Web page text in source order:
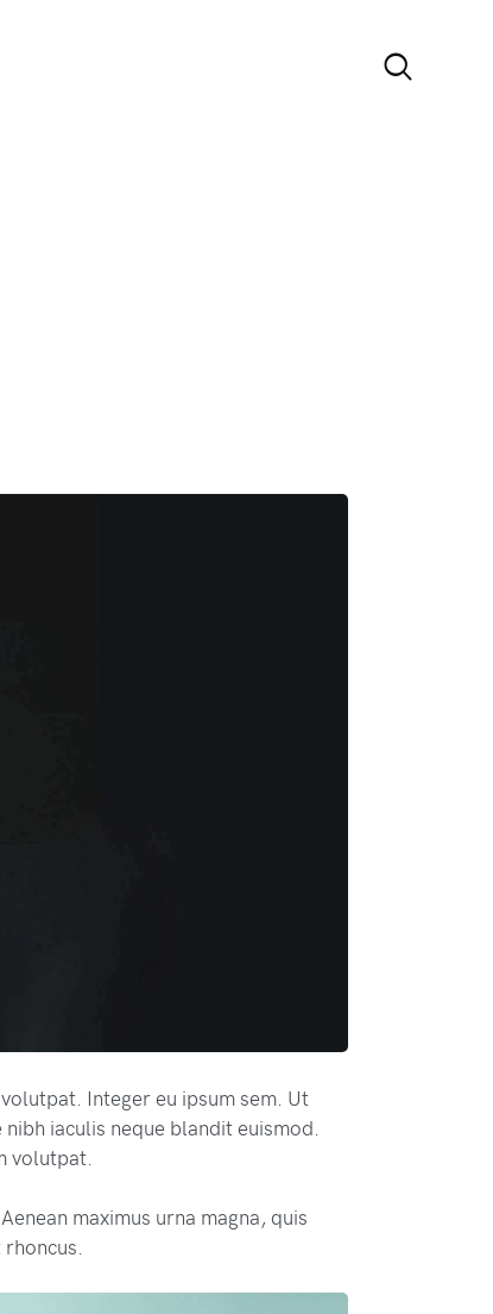
Integer eu ipsum sem. Ut
iaculis neque blandit euismod.
volutpat.
maximus urna magna, quis